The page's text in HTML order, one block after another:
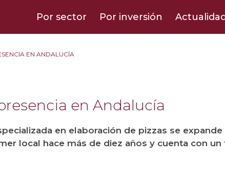
Por sector Por inversión
EN ANDALUCÍA
en Andalucía
en elaboración de pizzas se
local hace más de diez años y cuenta con